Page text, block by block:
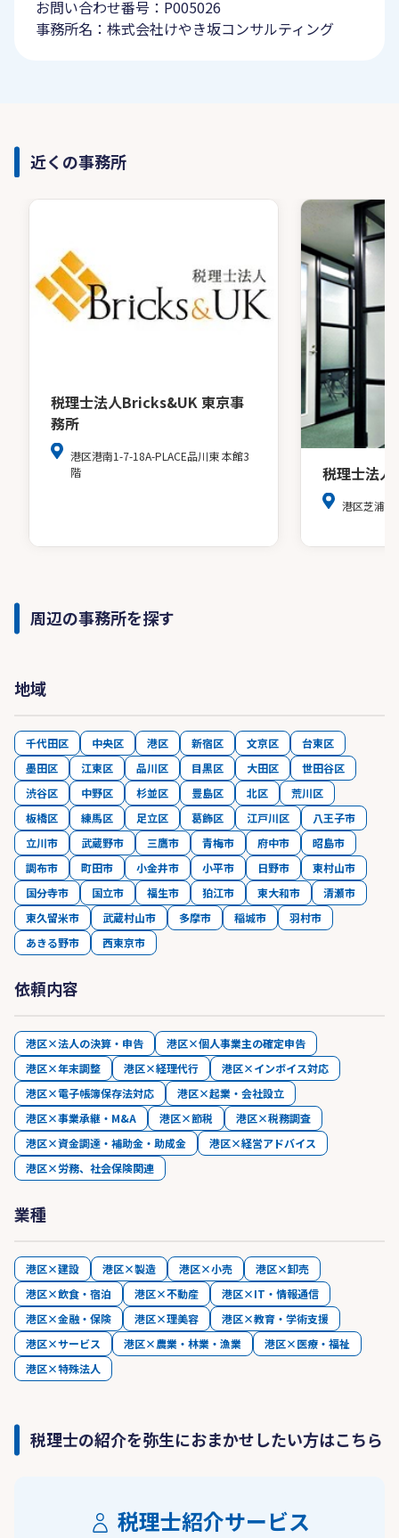
お問い合わせ番号：P005026
事務所名：株式会社けやき坂コンサルティング
近くの事務所
税理士法人Bricks&UK 東京事
務所
港区港南1-7-18A-PLACE品川東 本館3
階
税理士法人
港区芝浦３
周辺の事務所を探す
地域
千代田区 中央区 港区 新宿区 文京区
台東区
墨田区
江東区 品川区 目黒区 大田区
世田谷区
渋谷区
中野区 杉並区 豊島区 北区
荒川区
板橋区
練馬区 足立区 葛飾区 江戸川区
八王子市
立川市
武蔵野市 三鷹市 青梅市 府中市
昭島市
調布市
町田市 小金井市 小平市 日野市
東村山市
国分寺市
国立市 福生市 狛江市 東大和市
清瀬市
東久留米市
武蔵村山市 多摩市 稲城市
羽村市
あきる野市
西東京市
依頼内容
港区×法人の決算・申告
港区×個人事業主の確定申告
港区×年末調整
港区×経理代行
港区×インボイス対応
港区×電子帳簿保存法対応
港区×起業・会社設立
港区×事業承継・M&A
港区×節税
港区×税務調査
港区×資金調達・補助金・助成金
港区×経営アドバイス
港区×労務、社会保険関連
業種
港区×建設 港区×製造 港区×小売
港区×卸売
港区×飲食・宿泊
港区×不動産
港区×IT・情報通信
港区×金融・保険
港区×理美容
港区×教育・学術支援
港区×サービス
港区×農業・林業・漁業
港区×医療・福祉
港区×特殊法人
税理士の紹介を弥生におまかせしたい方はこちら
税理士紹介サービス